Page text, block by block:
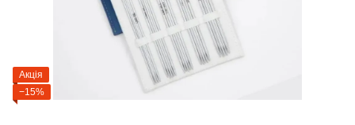
Акція
−15%